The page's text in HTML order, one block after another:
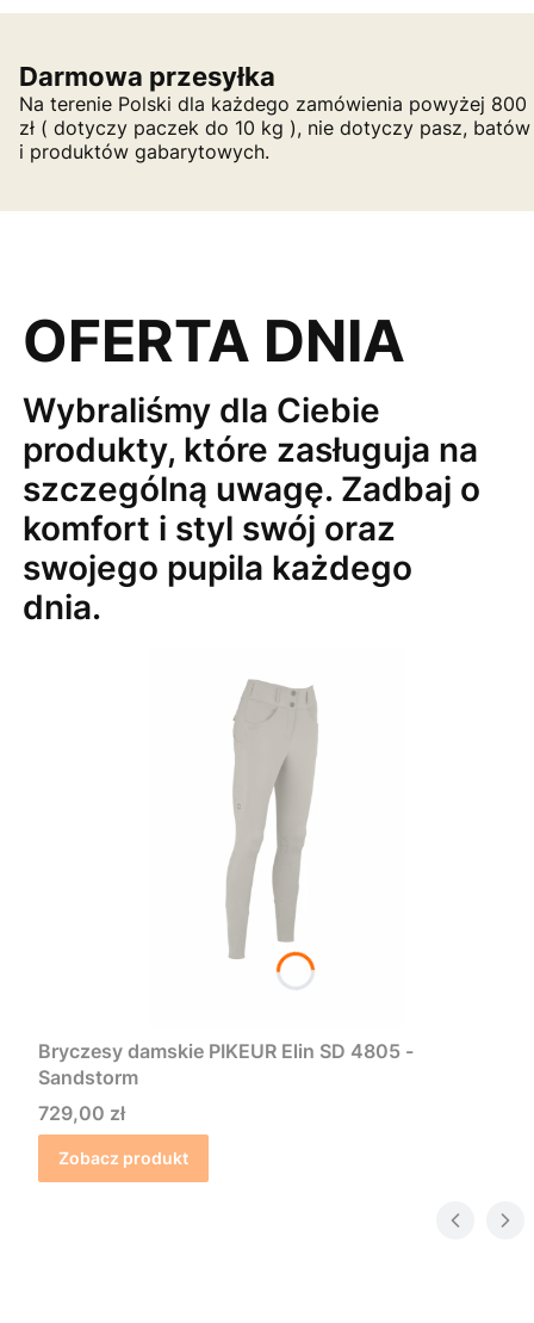
Darmowa przesyłka
Na terenie Polski dla każdego zamówienia powyżej 800
zł ( dotyczy paczek do 10 kg ), nie dotyczy pasz, batów
i produktów gabarytowych.
OFERTA DNIA
Wybraliśmy dla Ciebie
produkty, które zasługuja na
szczególną uwagę. Zadbaj o
komfort i styl swój oraz
swojego pupila każdego
dnia.
Bryczesy damskie PIKEUR Elin SD 4805 -
Sandstorm
Cena
729,00 zł
Zobacz produkt